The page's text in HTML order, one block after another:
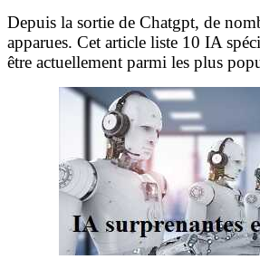
Depuis la sortie de Chatgpt, de
apparues. Cet article liste 10 IA
être actuellement parmi les plus